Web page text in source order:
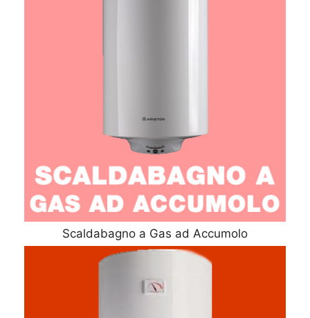
Scaldabagno a Gas ad Accumolo